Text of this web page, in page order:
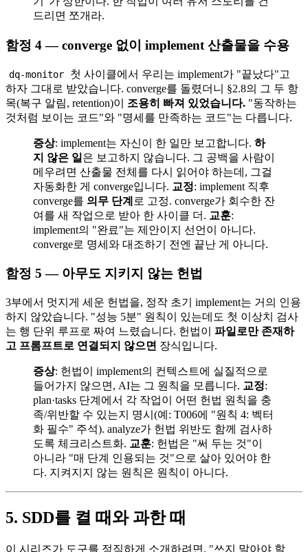
드리면 쪼개라.
함정 4 — converge 없이 implement 산출물을 수용
dq-monitor
첫 사이클에서 우리는 implement가 "끝났다"고
하자 그대로 받았습니다. converge를 돌렸더니 §2.8의 그 두 항
목(복구 알림, retention)이 조용히 빠져 있었습니다. "동작하는
것처럼 보이는 코드"와 "명세를 만족하는 코드"는 다릅니다.
증상: implement는 자신이 한 일만 보고합니다. 하
지 않은 일 은 보고하지 않습니다. 그 공백을 사람이
메우려면 산출물 전체를 다시 읽어야 하는데, 그걸
자동화한 게 converge입니다. 교정: implement 직후
converge를 의무 단계 로 고정. converge가 회수한 잔
여를 새 작업으로 받아 한 사이클 더. 교훈:
implement의 "완료"는 제안이지 선언이 아니다.
converge로 명세와 대조하기 전엔 끝난 게 아니다.
함정 5 — 아무도 지키지 않는 헌법
3부에서 멋지게 세운 헌법을, 정작 초기 implement는 거의 인용
하지 않았습니다. "성능 5분" 원칙이 있는데도 첫 이상치 검사
는 행 단위 루프로 짜여 느렸습니다. 헌법이 파일로만 존재하
고 프롬프트로 연결되지 않으면 장식입니다.
증상: 헌법이 implement의 컨텍스트에 실질적으로
들어가지 않으면, AI는 그 원칙을 모릅니다. 교정:
plan·tasks 단계에서 각 작업이 어떤 헌법 원칙을 충
족/위반할 수 있는지 명시(예: T006에 "원칙 4: 벡터
화 필수" 주석). analyze가 헌법 위반도 함께 검사하
도록 체크리스트화. 교훈: 헌법은 "써 두는 것"이
아니라 "매 단계 인용되는 것"으로 살아 있어야 한
다. 지켜지지 않는 원칙은 원칙이 아니다.
5. SDD를 켤 때와 과한 때
이 시리즈가 도구를 정직하게 소개하려면, "쓰지 말아야 할